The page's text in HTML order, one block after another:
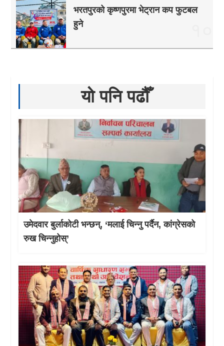
भरतपुरको कृष्णपुरमा भेट्रान कप फुटबल
हुने
यो पनि पढौँ
उमेदवार बुर्लाकोटी भन्छन्, ‘मलाई चिन्नु पर्दैन, कांग्रेसको
रुख चिन्नुहोस्’